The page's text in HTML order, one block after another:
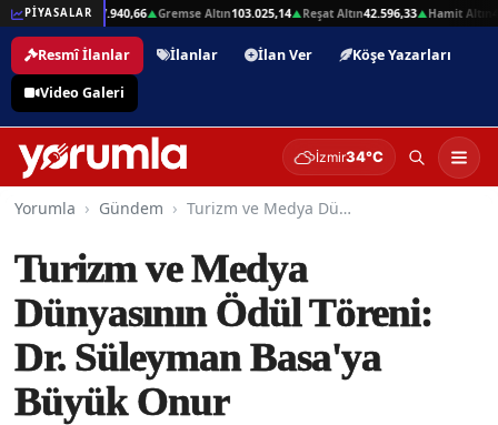
PİYASALAR
▲Beşli Altın207.940,66▲Gremse Altın103.025,14▲Reşat Altın42.596,33▲Hamit Altın
Resmî İlanlar İlanlar İlan Ver
Köşe Yazarları
Video Galeri
İzmir34°C
Yorumla Gündem Turizm ve Medya Dünyasının Ödül Töreni: Dr. Süleyman Basa'ya Büyük Onur
Turizm ve Medya
Dünyasının Ödül Töreni:
Dr. Süleyman Basa'ya
Büyük Onur